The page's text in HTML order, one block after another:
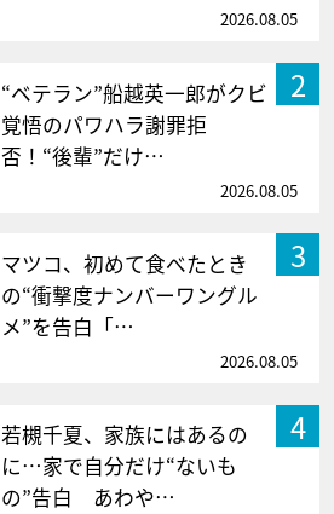
2026.08.05
2
“ベテラン”船越英一郎がクビ
覚悟のパワハラ謝罪拒
否！“後輩”だけ…
2026.08.05
3
マツコ、初めて食べたとき
の“衝撃度ナンバーワングル
メ”を告白「…
2026.08.05
4
若槻千夏、家族にはあるの
に…家で自分だけ“ないも
の”告白 あわや…